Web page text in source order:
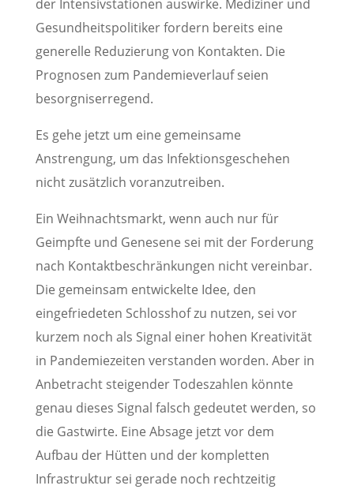
der Intensivstationen auswirke. Mediziner und
Gesundheitspolitiker fordern bereits eine
generelle Reduzierung von Kontakten. Die
Prognosen zum Pandemieverlauf seien
besorgniserregend.
Es gehe jetzt um eine gemeinsame
Anstrengung, um das Infektionsgeschehen
nicht zusätzlich voranzutreiben.
Ein Weihnachtsmarkt, wenn auch nur für
Geimpfte und Genesene sei mit der Forderung
nach Kontaktbeschränkungen nicht vereinbar.
Die gemeinsam entwickelte Idee, den
eingefriedeten Schlosshof zu nutzen, sei vor
kurzem noch als Signal einer hohen Kreativität
in Pandemiezeiten verstanden worden. Aber in
Anbetracht steigender Todeszahlen könnte
genau dieses Signal falsch gedeutet werden, so
die Gastwirte. Eine Absage jetzt vor dem
Aufbau der Hütten und der kompletten
Infrastruktur sei gerade noch rechtzeitig